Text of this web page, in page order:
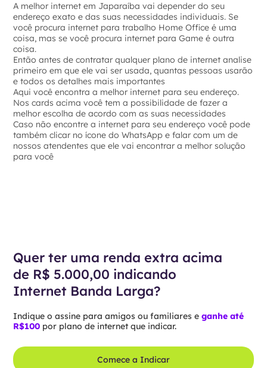
A melhor internet em Japaraíba vai depender do seu
endereço exato e das suas necessidades individuais. Se
você procura internet para trabalho Home Office é uma
coisa, mas se você procura internet para Game é outra
coisa.
Então antes de contratar qualquer plano de internet analise
primeiro em que ele vai ser usada, quantas pessoas usarão
e todos os detalhes mais importantes
Aqui você encontra a melhor internet para seu endereço.
Nos cards acima você tem a possibilidade de fazer a
melhor escolha de acordo com as suas necessidades
Caso não encontre a internet para seu endereço você pode
também clicar no ícone do WhatsApp e falar com um de
nossos atendentes que ele vai encontrar a melhor solução
para você
Quer ter uma renda extra acima
de R$ 5.000,00 indicando
Internet Banda Larga?
Indique o assine para amigos ou familiares eganhe até
R$100 por plano de internet que indicar.
Comece a Indicar